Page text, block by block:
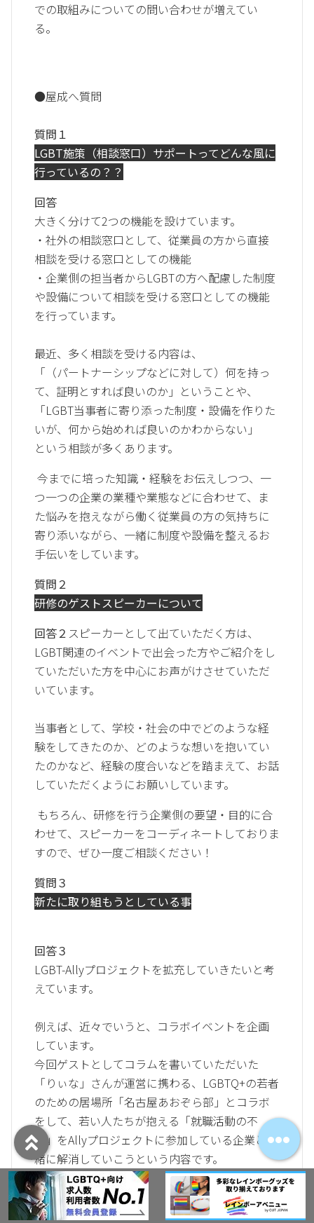
での取組みについての問い合わせが増えてい
る。
●屋成へ質問
質問１
LGBT施策（相談窓口）サポートってどんな風に
行っているの？？
回答
大きく分けて2つの機能を設けています。
・社外の相談窓口として、従業員の方から直接
相談を受ける窓口としての機能
・企業側の担当者からLGBTの方へ配慮した制度
や設備について相談を受ける窓口としての機能
を行っています。
最近、多く相談を受ける内容は、
「（パートナーシップなどに対して）何を持っ
て、証明とすれば良いのか」ということや、
「LGBT当事者に寄り添った制度・設備を作りた
いが、何から始めれば良いのかわからない」
という相談が多くあります。
今までに培った知識・経験をお伝えしつつ、一
つ一つの企業の業種や業態などに合わせて、ま
た悩みを抱えながら働く従業員の方の気持ちに
寄り添いながら、一緒に制度や設備を整えるお
手伝いをしています。
質問２
研修のゲストスピーカーについて
回答２ スピーカーとして出ていただく方は、
LGBT関連のイベントで出会った方やご紹介をし
ていただいた方を中心にお声がけさせていただ
いています。
当事者として、学校・社会の中でどのような経
験をしてきたのか、どのような想いを抱いてい
たのかなど、経験の度合いなどを踏まえて、お話
していただくようにお願いしています。
もちろん、研修を行う企業側の要望・目的に合
わせて、スピーカーをコーディネートしておりま
すので、ぜひ一度ご相談ください！
質問３
新たに取り組もうとしている事
回答３
LGBT-Allyプロジェクトを拡充していきたいと考
えています。
例えば、近々でいうと、コラボイベントを企画
しています。
今回ゲストとしてコラムを書いていただいた
「りぃな」さんが運営に携わる、LGBTQ+の若者
のための居場所「名古屋あおぞら部」とコラボ
をして、若い人たちが抱える「就職活動の不
安」をAllyプロジェクトに参加している企業と一
緒に解消していこうという内容です。
このように、Allyプロジェクトに参加する企業
の方と一緒に何かをやることでみなさんがより